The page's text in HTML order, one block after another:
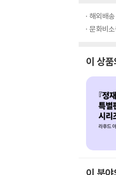
해외배
문화비
이 상